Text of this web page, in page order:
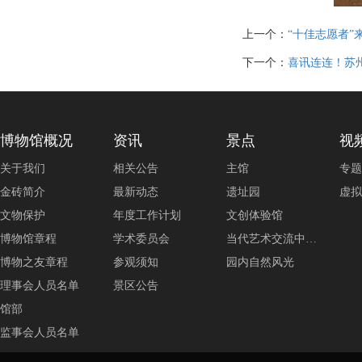
上一个： “十佳志愿者”
下一个： 喜讯连连！苏
博物馆概况
关于我们
金砖简介
文物保护
博物馆章程
博物之友章程
理事会人员名单
馆部
监事会人员名单
资讯
相关公告
最新动态
年度工作计划
学术委员会
参观须知
景区公告
景点
主馆
遗址园
文创体验馆
当代艺术交流中…
园内自然风光
视
专
虚